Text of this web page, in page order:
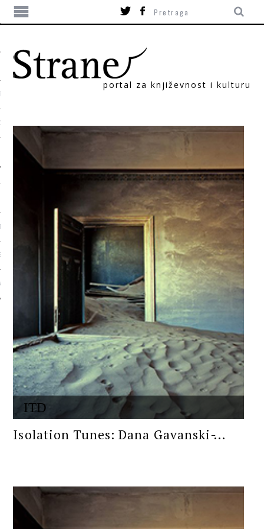
portal za književnost i kulturu
ITD
Isolation Tunes: Dana Gavanski ̵...